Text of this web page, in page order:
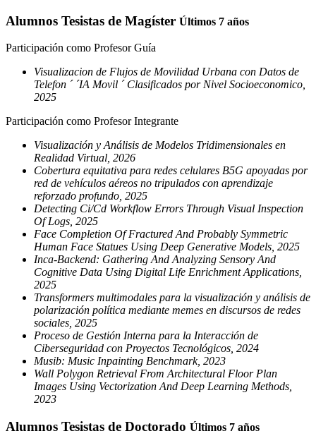
Alumnos Tesistas de Magíster Últimos 7 años
Participación como Profesor Guía
Visualizacion de Flujos de Movilidad Urbana con Datos de
Telefon ´ ´IA Movil ´ Clasificados por Nivel Socioeconomico,
2025
Participación como Profesor Integrante
Visualización y Análisis de Modelos Tridimensionales en
Realidad Virtual, 2026
Cobertura equitativa para redes celulares B5G apoyadas por
red de vehículos aéreos no tripulados con aprendizaje
reforzado profundo, 2025
Detecting Ci/Cd Workflow Errors Through Visual Inspection
Of Logs, 2025
Face Completion Of Fractured And Probably Symmetric
Human Face Statues Using Deep Generative Models, 2025
Inca-Backend: Gathering And Analyzing Sensory And
Cognitive Data Using Digital Life Enrichment Applications,
2025
Transformers multimodales para la visualización y análisis de
polarización política mediante memes en discursos de redes
sociales, 2025
Proceso de Gestión Interna para la Interacción de
Ciberseguridad con Proyectos Tecnológicos, 2024
Musib: Music Inpainting Benchmark, 2023
Wall Polygon Retrieval From Architectural Floor Plan
Images Using Vectorization And Deep Learning Methods,
2023
Alumnos Tesistas de Doctorado Últimos 7 años